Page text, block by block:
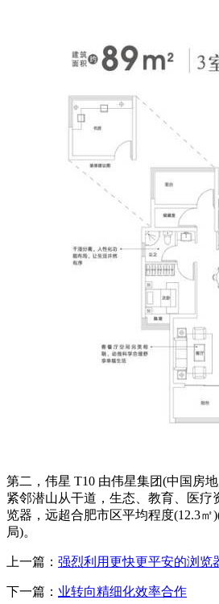
第二，伟星 T10 由伟星集团(中国房
紧邻潜山从干道，生态、教育、医疗
览器，远超合肥市区平均程度(12.3
局)。
上一篇： 强烈利用更快更平安的浏览
下一篇： 业转向精细化效率合作